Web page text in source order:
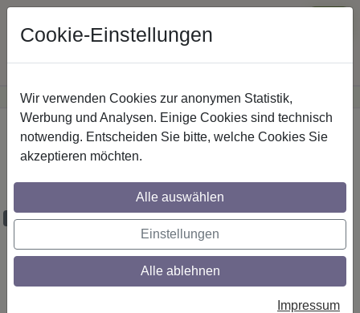
Günstige Versandkosteninnerhalb Österreichs· Sichere Zahlung
Startseite
Stilg. 20 mm 2-lfg. Prestige Zoena 520 cm
Weiß/Edelst.-O.
Maßzuschnitt möglich
Cookie-Einstellungen
Wir verwenden Cookies zur anonymen Statistik,
Werbung und Analysen. Einige Cookies sind technisch
notwendig. Entscheiden Sie bitte, welche Cookies Sie
akzeptieren möchten.
Alle auswählen
Einstellungen
Alle ablehnen
Impressum